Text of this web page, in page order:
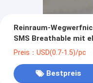
Reinraum-
SMS Breathable mit
Preis：USD(0.7-1.5)/pc
Bestpreis